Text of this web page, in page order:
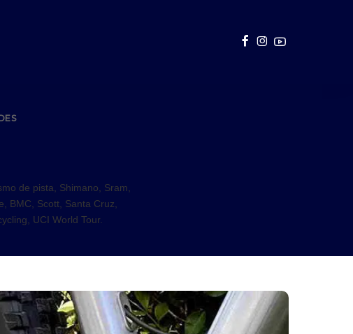
de pista, Shimano, Sram,
BMC, Scott, Santa Cruz,
UCI World Tour.